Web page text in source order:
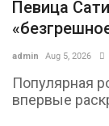
Певица
admin Aug 5, 2026
Популярная
впервые